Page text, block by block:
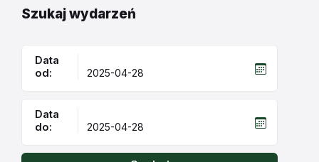
Szukaj wydarzeń
Data
od:
Data
do: